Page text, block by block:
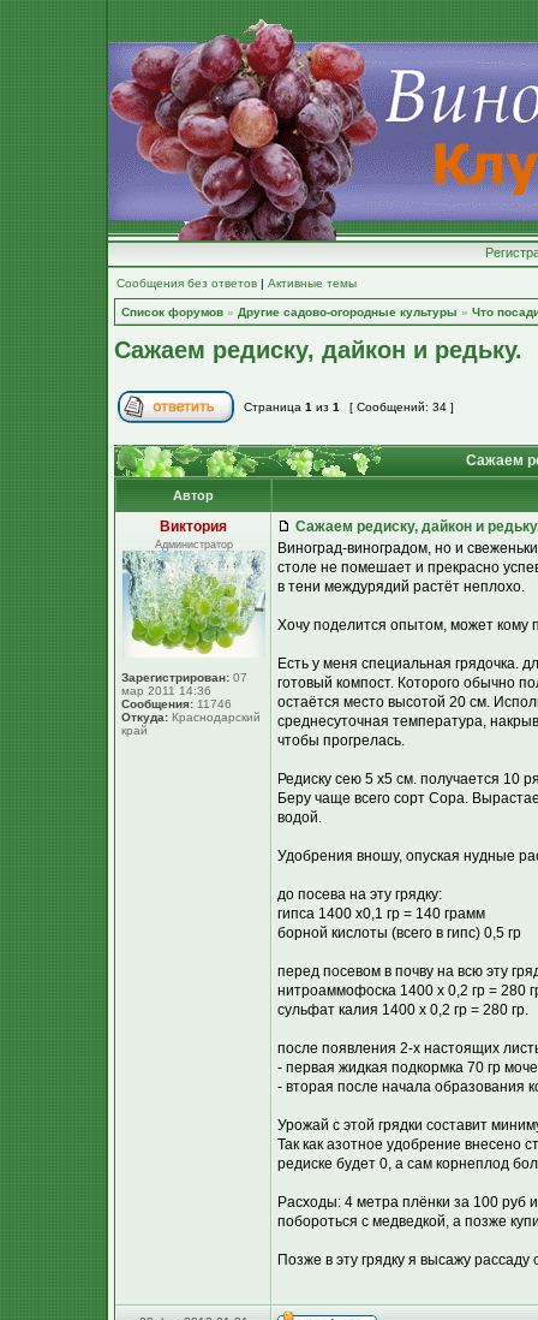
Сообщения без ответов | Активные темы
Список форумов » Другие садово-огородные культуры » Что
Сажаем редиску, дайкон и редьку.
Страница 1 из 1 [ Сообщений: 34 ]
Сажаем
Автор
Виктория
Администратор
Зарегистрирован: 07
мар 2011 14:36
Сообщения: 11746
Откуда: Краснодарский
край
Сажаем редиску, дайкон и
Виноград-виноградом, но и
столе не помешает и прекрасно
в тени междурядий растёт неплохо.
Хочу поделится опытом, может кому
Есть у меня специальная грядочка.
готовый компост. Которого обычно
остаётся место высотой 20 см.
среднесуточная температура,
чтобы прогрелась.
Редиску сею 5 х5 см. получается 10
Беру чаще всего сорт Сора.
водой.
Удобрения вношу, опуская нудные
до посева на эту грядку:
гипса 1400 х0,1 гр = 140 грамм
борной кислоты (всего в гипс) 0,5 гр
перед посевом в почву на всю эту
нитроаммофоска 1400 х 0,2 гр = 280
сульфат калия 1400 х 0,2 гр = 280 гр.
после появления 2-х настоящих
- первая жидкая подкормка 70 гр
- вторая после начала образования
Урожай с этой грядки составит
Так как азотное удобрение внесено
редиске будет 0, а сам корнеплод
Расходы: 4 метра плёнки за 100 руб
побороться с медведкой, а позже
Позже в эту грядку я высажу рассаду